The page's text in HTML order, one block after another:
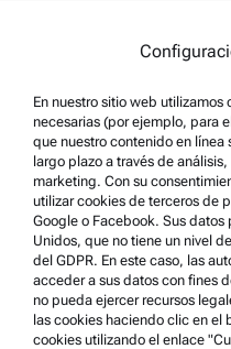
probada: Por ejemplo, Anton
soportado por cojinetes de
precisión en una amplia
líquidos con una viscosidad
caracterizar mediante DMA
compuestos poliméricos o
intermedio.
Reómetros Anton Paar
En nuestro sitio web utilizamos
necesarias (por ejemplo, para
que nuestro contenido en línea
largo plazo a través de
marketing. Con su
utilizar cookies de terceros de
Google o Facebook. Sus datos
Unidos, que no tiene un nivel
del GDPR. En este caso, las
acceder a sus datos con fines
no pueda ejercer recursos
las cookies haciendo clic en el
cookies utilizando el enlace